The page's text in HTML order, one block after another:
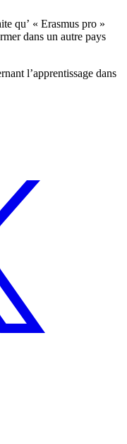
qu’ « Erasmus pro »
dans un autre pays
l’apprentissage dans